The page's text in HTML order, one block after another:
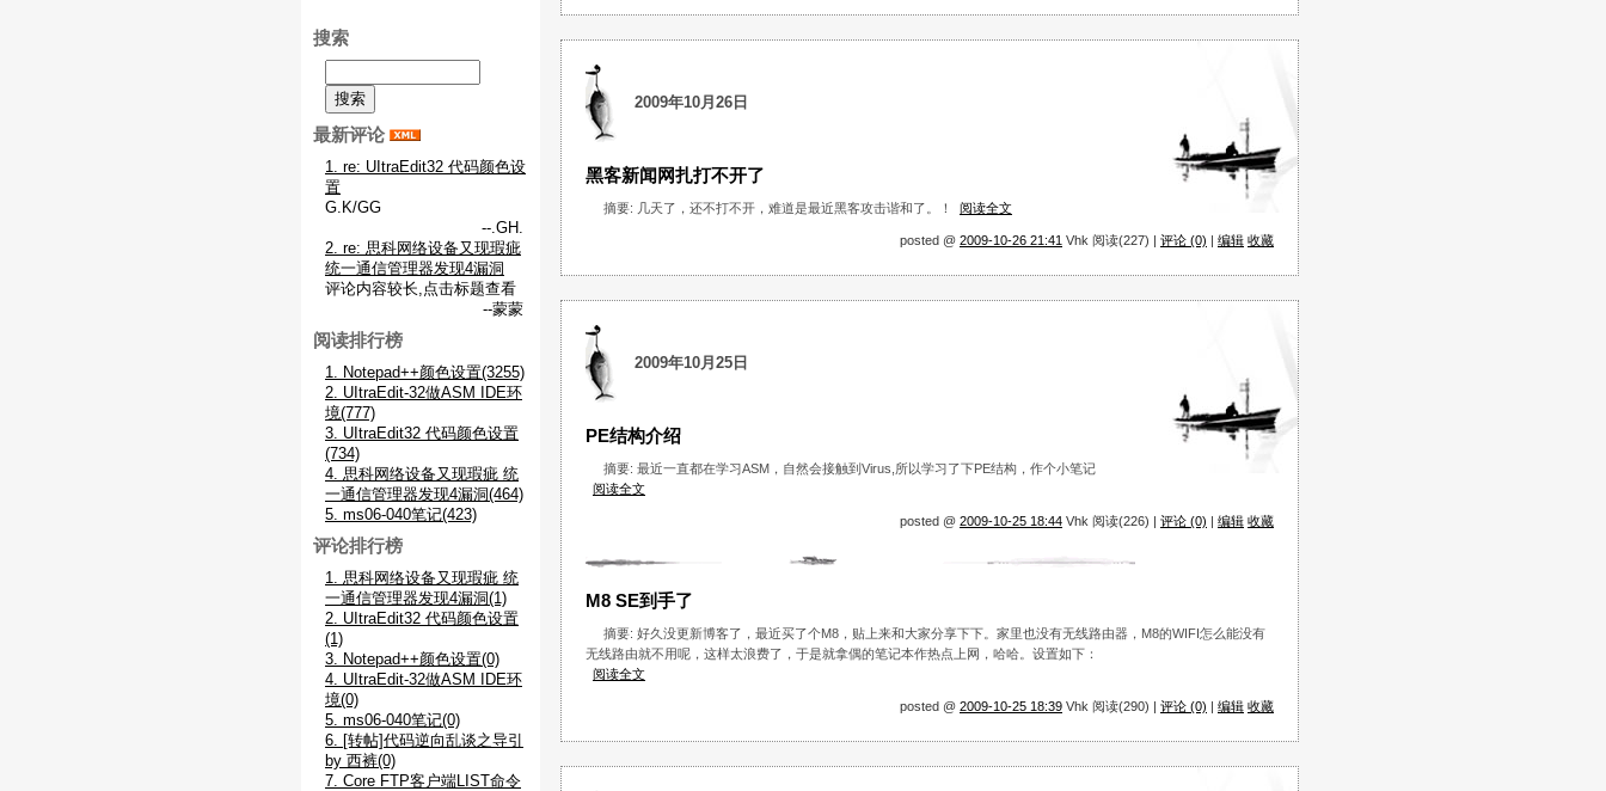
2009年10月26日
黑客新闻网扎打不开了
摘要: 几天了，还不打不开，难道是最近黑客攻击谐和了。！ 阅读全文
posted @ 2009-10-26 21:41 Vhk 阅读(227) | 评论 (0) | 编辑 收藏
2009年10月25日
PE结构介绍
摘要: 最近一直都在学习ASM，自然会接触到Virus,所以学习了下PE结构，作个小笔记
阅读全文
posted @ 2009-10-25 18:44 Vhk 阅读(226) | 评论 (0) | 编辑 收藏
M8 SE到手了
摘要: 好久没更新博客了，最近买了个M8，贴上来和大家分享下下。家里也没有无线路由器，M8的WIFI怎么能没有
无线路由就不用呢，这样太浪费了，于是就拿偶的笔记本作热点上网，哈哈。设置如下：
阅读全文
posted @ 2009-10-25 18:39 Vhk 阅读(290) | 评论 (0) | 编辑 收藏
搜索
最新评论
1. re: UItraEdit32 代码颜色设
置
G.K/GG
--.GH.
2. re: 思科网络设备又现瑕疵
统一通信管理器发现4漏洞
评论内容较长,点击标题查看
--蒙蒙
阅读排行榜
1. Notepad++颜色设置(3255)
2. UItraEdit-32做ASM IDE环
境(777)
3. UItraEdit32 代码颜色设置
(734)
4. 思科网络设备又现瑕疵 统
一通信管理器发现4漏洞(464)
5. ms06-040笔记(423)
评论排行榜
1. 思科网络设备又现瑕疵 统
一通信管理器发现4漏洞(1)
2. UItraEdit32 代码颜色设置
(1)
3. Notepad++颜色设置(0)
4. UItraEdit-32做ASM IDE环
境(0)
5. ms06-040笔记(0)
6. [转帖]代码逆向乱谈之导引
by 西裤(0)
7. Core FTP客户端LIST命令